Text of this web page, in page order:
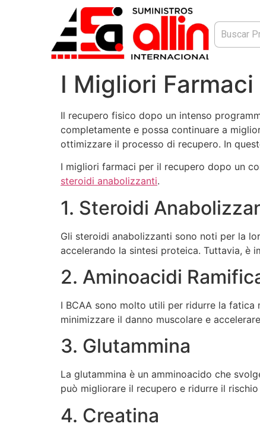
I Migliori
Il recupero fisico dopo un intenso
completamente e possa continuare a
ottimizzare il processo di recupero. In
I migliori farmaci per il recupero dopo un
steroidi anabolizzanti.
1. Steroidi
Gli steroidi anabolizzanti sono noti per la
accelerando la sintesi proteica. Tuttavia, è
2. Aminoacidi
I BCAA sono molto utili per ridurre la fatica
minimizzare il danno muscolare e
3. Glutammina
La glutammina è un amminoacido che
può migliorare il recupero e ridurre il
4. Creatina